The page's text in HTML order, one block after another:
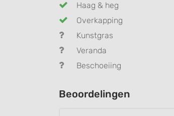
Haag & heg
Overkapping
Kunstgras
Veranda
Beschoeiing
Beoordelingen